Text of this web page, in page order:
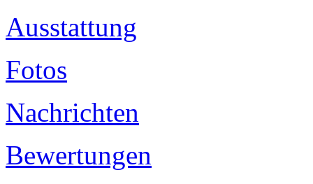
Ausstattung
Fotos
Nachrichten
Bewertungen